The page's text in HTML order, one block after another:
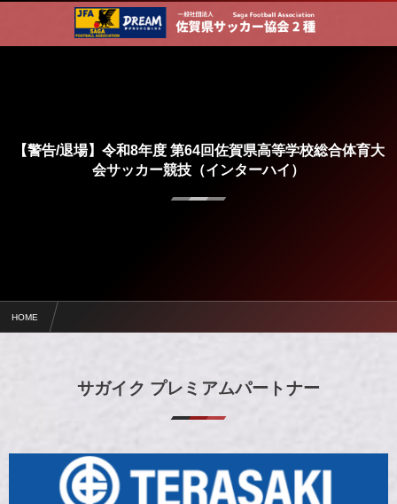
【警告/退場】令和8年度 第64回佐賀県高等学校総合体育大
会サッカー競技（インターハイ）
HOME
【警告/退場】令和8年度 第64回佐賀県高等学校総合体育大会サッカー競技（インターハイ）
サガイク プレミアムパートナー